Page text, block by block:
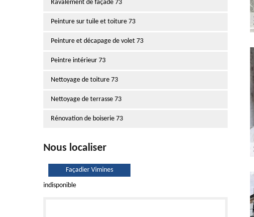
Ravalement de façade 73
Peinture sur tuile et toiture 73
Peinture et décapage de volet 73
Peintre intérieur 73
Nettoyage de toiture 73
Nettoyage de terrasse 73
Rénovation de boiserie 73
Nous localiser
Façadier Vimines
indisponible